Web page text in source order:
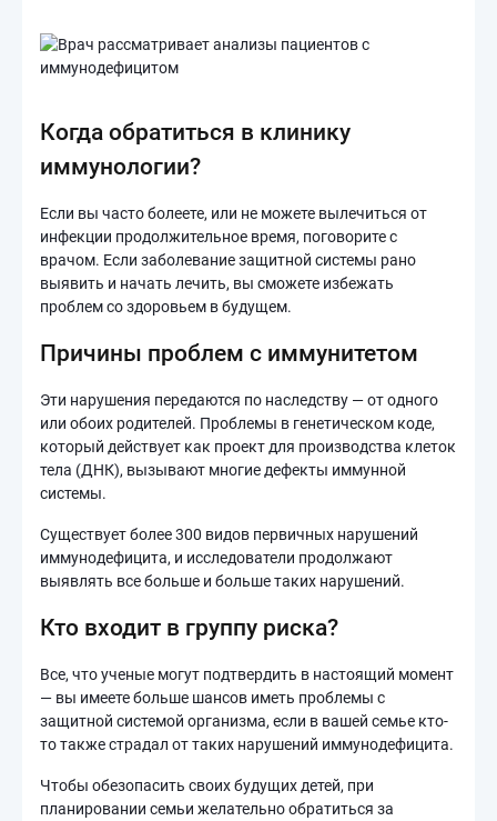
Когда обратиться в клинику
иммунологии?
Если вы часто болеете, или не можете вылечиться от
инфекции продолжительное время, поговорите с
врачом. Если заболевание защитной системы рано
выявить и начать лечить, вы сможете избежать
проблем со здоровьем в будущем.
Причины проблем с иммунитетом
Эти нарушения передаются по наследству — от одного
или обоих родителей. Проблемы в генетическом коде,
который действует как проект для производства клеток
тела (ДНК), вызывают многие дефекты иммунной
системы.
Существует более 300 видов первичных нарушений
иммунодефицита, и исследователи продолжают
выявлять все больше и больше таких нарушений.
Кто входит в группу риска?
Все, что ученые могут подтвердить в настоящий момент
— вы имеете больше шансов иметь проблемы с
защитной системой организма, если в вашей семье кто-
то также страдал от таких нарушений иммунодефицита.
Чтобы обезопасить своих будущих детей, при
планировании семьи желательно обратиться за